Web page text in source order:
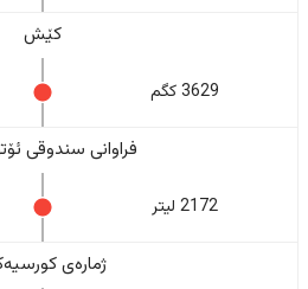
کێش
3629 کگم
فراوانی سندوقی
2172 لیتر
ژمارەی